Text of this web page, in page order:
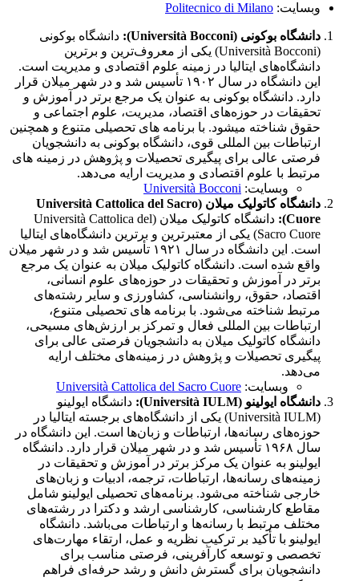
وبسایت: Politecnico di Milano
دانشگاه بوکونی (Università Bocconi):
دانشگاه بوکونی
(Università Bocconi) یکی از معروف‌ترین و برترین
دانشگاه‌های ایتالیا در زمینه علوم اقتصادی و مدیریت است.
این دانشگاه در سال ۱۹۰۲ تأسیس شد و در شهر میلان قرار
دارد. دانشگاه بوکونی به عنوان یک مرجع برتر در آموزش و
تحقیقات در حوزه‌های اقتصاد، مدیریت، علوم اجتماعی و
حقوق شناخته میشود. با برنامه های تحصیلی متنوع و همچنین
ارتباطات بین المللی قوی، دانشگاه بوکونی به دانشجویان
فرصتی عالی برای پیگیری تحصیلات و پژوهش در زمینه های
مرتبط با علوم اقتصادی و مدیریت ارایه می‌دهد.
وبسایت: Università Bocconi
دانشگاه کاتولیک میلان (Università Cattolica del Sacro
Cuore):
دانشگاه کاتولیک میلان (Università Cattolica del
Sacro Cuore) یکی از معتبرترین و برترین دانشگاه‌های ایتالیا
است. این دانشگاه در سال ۱۹۲۱ تأسیس شد و در شهر میلان
واقع شده است. دانشگاه کاتولیک میلان به عنوان یک مرجع
برتر در آموزش و تحقیقات در حوزه‌های علوم انسانی،
اقتصاد، حقوق، روانشناسی، کشاورزی و سایر رشته‌های
مرتبط شناخته می‌شود. با برنامه های تحصیلی متنوع،
ارتباطات بین المللی فعال و تمرکز بر ارزش‌های مسیحی،
دانشگاه کاتولیک میلان به دانشجویان فرصتی عالی برای
پیگیری تحصیلات و پژوهش در زمینه‌های مختلف ارایه
می‌دهد.
وبسایت: Università Cattolica del Sacro Cuore
دانشگاه ایولینو (Università IULM):
دانشگاه ایولینو
(Università IULM) یکی از دانشگاه‌های برجسته ایتالیا در
حوزه‌های رسانه‌ها، ارتباطات و زبان‌ها است. این دانشگاه در
سال ۱۹۶۸ تأسیس شد و در شهر میلان قرار دارد. دانشگاه
ایولینو به عنوان یک مرکز برتر در آموزش و تحقیقات در
زمینه‌های رسانه‌ها، ارتباطات، ترجمه، ادبیات و زبان‌های
خارجی شناخته می‌شود. برنامه‌های تحصیلی ایولینو شامل
مقاطع کارشناسی، کارشناسی ارشد و دکترا در رشته‌های
مختلف مرتبط با رسانه‌ها و ارتباطات می‌باشد. دانشگاه
ایولینو با تأکید بر ترکیب نظریه و عمل، ارتقاء مهارت‌های
تخصصی و توسعه کارآفرینی، فرصتی مناسب برای
دانشجویان برای گسترش دانش و رشد حرفه‌ای فراهم